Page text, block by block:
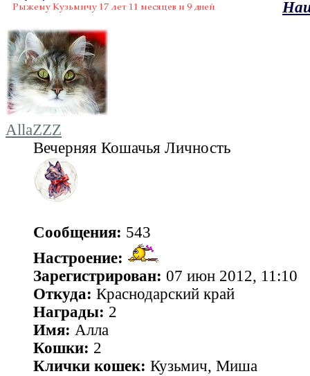
AllaZZZ
Вечерняя Кошачья Личность
Сообщения: 543
Настроение:
Зарегистрирован: 07 июн 2012, 11:10
Откуда: Краснодарский край
Награды: 2
Имя: Алла
Кошки: 2
Клички кошек: Кузьмич, Миша